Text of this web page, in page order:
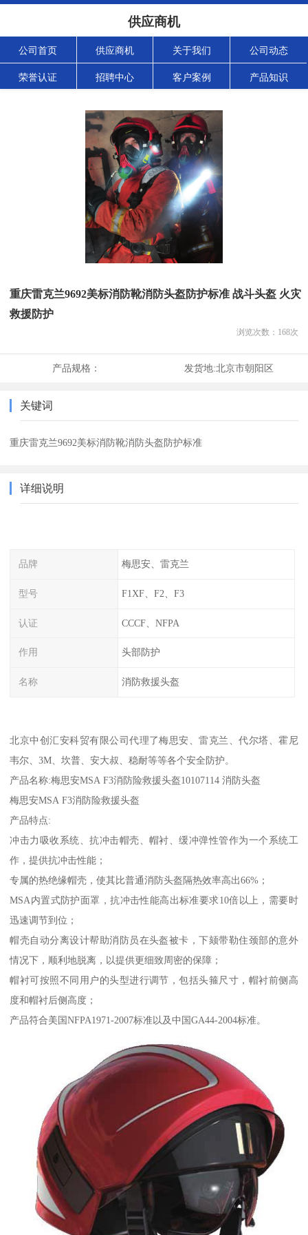
供应商机
公司首页 供应商机 关于我们 公司动态
荣誉认证 招聘中心 客户案例 产品知识
重庆雷克兰9692美标消防靴消防头盔防护标准 战斗头盔 火灾
救援防护
浏览次数： 168次
产品规格： 发货地:北京市朝阳区
关键词
重庆雷克兰9692美标消防靴消防头盔防护标准
详细说明
品牌 梅思安、雷克兰
型号 F1XF、F2、F3
认证 CCCF、NFPA
作用 头部防护
名称 消防救援头盔
北京中创汇安科贸有限公司代理了梅思安、雷克兰、代尔塔、霍尼
韦尔、3M、坎普、安大叔、稳耐等等各个安全防护。
产品名称:梅思安MSA F3消防险救援头盔10107114 消防头盔
梅思安MSA F3消防险救援头盔
产品特点:
冲击力吸收系统、抗冲击帽壳、帽衬、缓冲弹性管作为一个系统工
作，提供抗冲击性能；
专属的热绝缘帽壳，使其比普通消防头盔隔热效率高出66%；
MSA内置式防护面罩，抗冲击性能高出标准要求10倍以上，需要时
迅速调节到位；
帽壳自动分离设计帮助消防员在头盔被卡，下颏带勒住颈部的意外
情况下，顺利地脱离，以提供更细致周密的保障；
帽衬可按照不同用户的头型进行调节，包括头箍尺寸，帽衬前侧高
度和帽衬后侧高度；
产品符合美国NFPA1971-2007标准以及中国GA44-2004标准。